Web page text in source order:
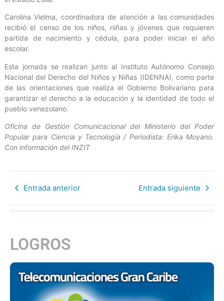
Carolina Vielma, coordinadora de atención a las comunidades
recibió el censo de los niños, niñas y jóvenes que requieren
partida de nacimiento y cédula, para poder iniciar el año
escolar.
Esta jornada se realizan junto al Instituto Autónomo Consejo
Nacional del Derecho del Niños y Niñas (IDENNA), como parte
de las orientaciones que realiza el Gobierno Bolivariano para
garantizar el derecho a la educación y la identidad de todo el
pueblo venezolano.
Oficina de Gestión Comunicacional del Ministerio del Poder
Popular para Ciencia y Tecnología / Periodista: Erika Moyano.
Con información del INZIT
Entrada anterior Entrada siguiente
LOGROS